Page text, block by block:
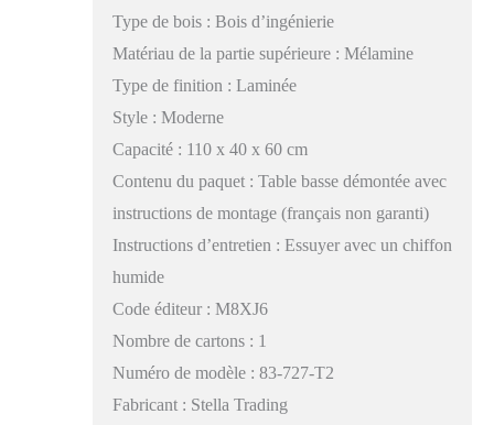
Type de bois : Bois d’ingénierie
Matériau de la partie supérieure : Mélamine
Type de finition : Laminée
Style : Moderne
Capacité : 110 x 40 x 60 cm
Contenu du paquet : Table basse démontée avec
instructions de montage (français non garanti)
Instructions d’entretien : Essuyer avec un chiffon
humide
Code éditeur : M8XJ6
Nombre de cartons : 1
Numéro de modèle : 83-727-T2
Fabricant : Stella Trading